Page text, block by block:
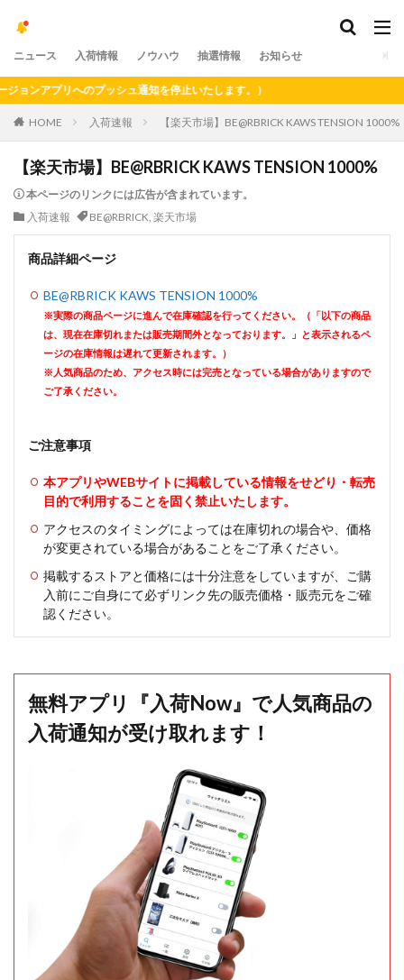
ニュース 入荷情報 ノウハウ 抽選情報 お知らせ
プリへのプッシュ通知を停止いたします。）
HOME 入荷速報 【楽天市場】BE@RBRICK KAWS TENSION 1000%
【楽天市場】BE@RBRICK KAWS TENSION 1000%
本ページのリンクには広告が含まれています。
入荷速報
BE@RBRICK, 楽天市場
商品詳細ページ
BE@RBRICK KAWS TENSION 1000%
※実際の商品ページに進んで在庫確認を行ってください。（「以下の商品
は、現在在庫切れまたは販売期間外となっております。」と表示されるペ
ージの在庫情報は遅れて更新されます。）
※人気商品のため、アクセス時には完売となっている場合がありますので
ご了承ください。
ご注意事項
本アプリやWEBサイトに掲載している情報をせどり・転売
目的で利用することを固く禁止いたします。
アクセスのタイミングによっては在庫切れの場合や、価格
が変更されている場合があることをご了承ください。
掲載するストアと価格には十分注意をしていますが、ご購
入前にご自身にて必ずリンク先の販売価格・販売元をご確
認ください。
無料アプリ『入荷Now』で人気商品の
入荷通知が受け取れます！